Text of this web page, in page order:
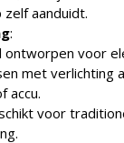
zelf aanduidt.
:
ontworpen voor
met verlichting
accu.
voor